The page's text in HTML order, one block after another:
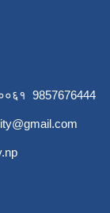
9857676444